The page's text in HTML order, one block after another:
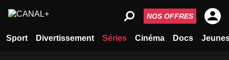
Sport Divertissement Séries Cinéma Docs
NOS OFFRES